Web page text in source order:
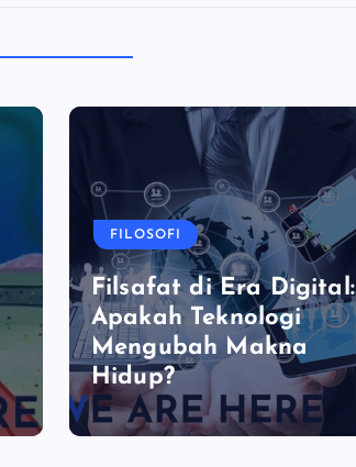
FILOSOFI
Filsafat di Era Digital:
Apakah Teknologi
Mengubah Makna
Hidup?